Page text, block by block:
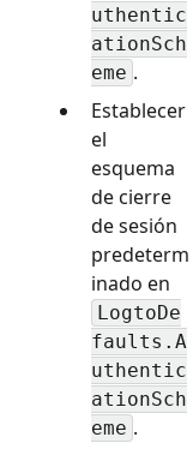
uthentic
ationSch
eme .
Establecer
el
esquema
de cierre
de sesión
predeterm
inado en
LogtoDe
faults.A
uthentic
ationSch
eme .